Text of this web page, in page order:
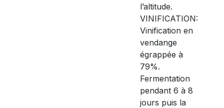
l’altitude.
VINIFICATION:
Vinification en
vendange
égrappée à
79%.
Fermentation
pendant 6 à 8
jours puis la